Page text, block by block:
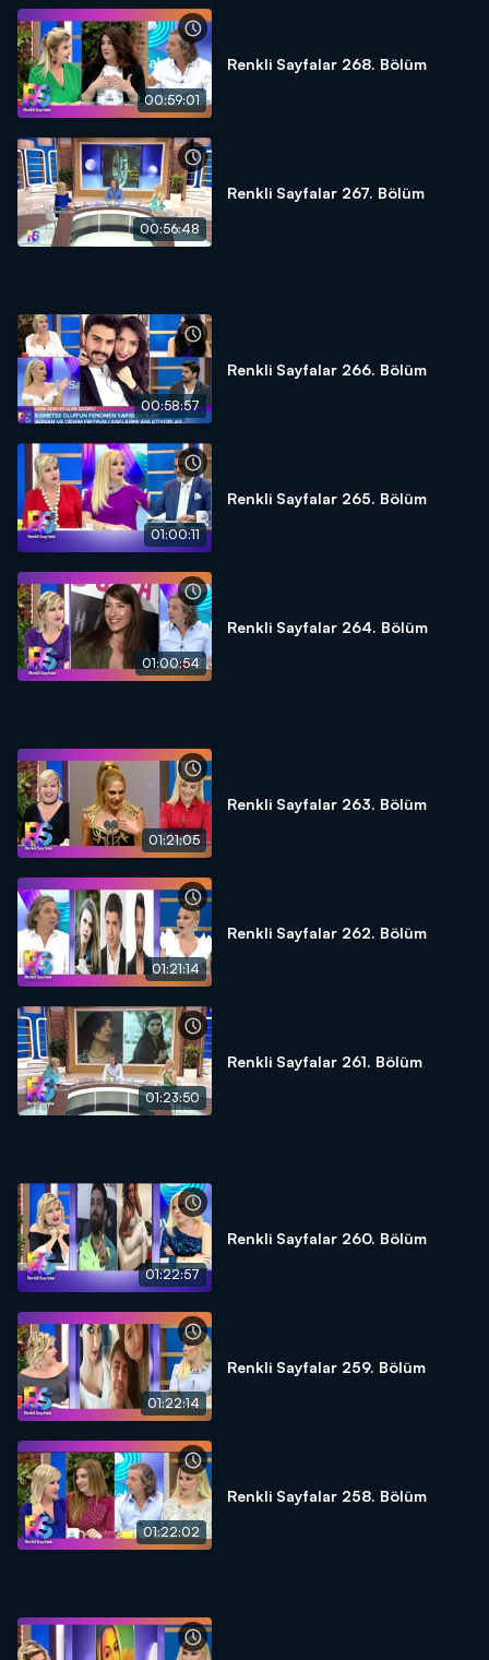
00:59:01
Renkli Sayfalar 268. Bölüm
00:56:48
Renkli Sayfalar 267. Bölüm
00:58:57
Renkli Sayfalar 266. Bölüm
01:00:11
Renkli Sayfalar 265. Bölüm
01:00:54
Renkli Sayfalar 264. Bölüm
01:21:05
Renkli Sayfalar 263. Bölüm
01:21:14
Renkli Sayfalar 262. Bölüm
01:23:50
Renkli Sayfalar 261. Bölüm
01:22:57
Renkli Sayfalar 260. Bölüm
01:22:14
Renkli Sayfalar 259. Bölüm
01:22:02
Renkli Sayfalar 258. Bölüm